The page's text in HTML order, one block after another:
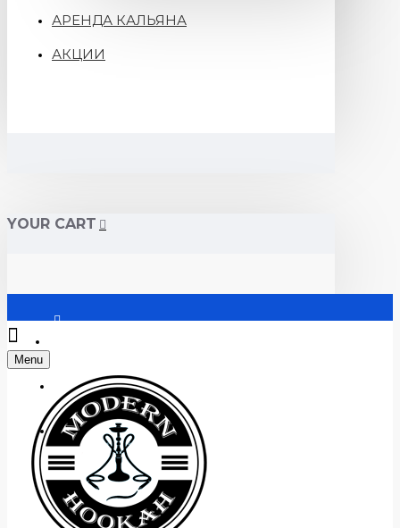
АРЕНДА КАЛЬЯНА
АКЦИИ
YOUR CART
Регистрация
+38 (095) 945 04 33
Menu